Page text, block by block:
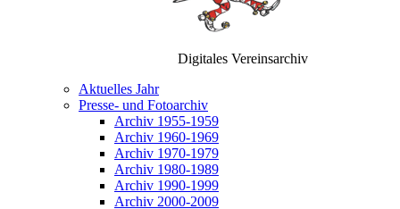
Digitales Vereinsarchiv
Aktuelles Jahr
Presse- und Fotoarchiv
Archiv 1955-1959
Archiv 1960-1969
Archiv 1970-1979
Archiv 1980-1989
Archiv 1990-1999
Archiv 2000-2009